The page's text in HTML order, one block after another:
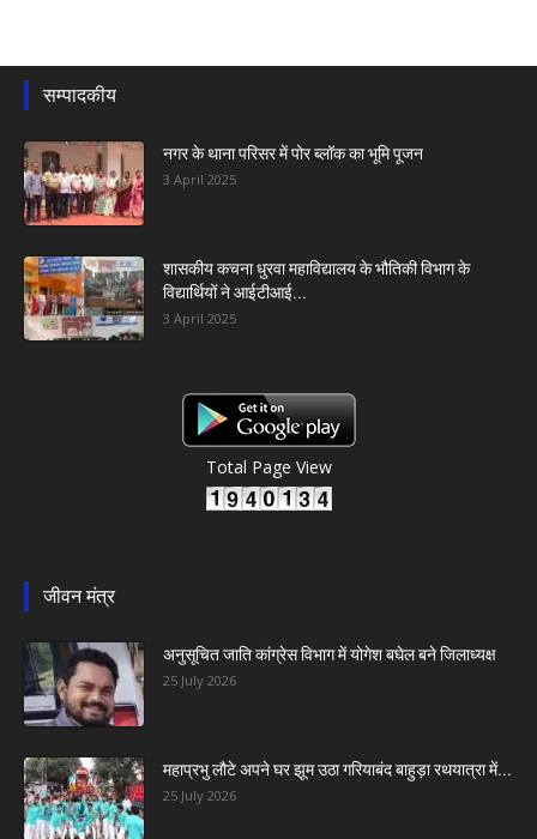
सम्पादकीय
नगर के थाना परिसर में पोर ब्लॉक का भूमि पूजन
3 April 2025
शासकीय कचना धुरवा महाविद्यालय के भौतिकी विभाग के
विद्यार्थियों ने आईटीआई...
3 April 2025
Total Page View
जीवन मंत्र
अनुसूचित जाति कांग्रेस विभाग में योगेश बघेल बने जिलाध्यक्ष
25 July 2026
महाप्रभु लौटे अपने घर झूम उठा गरियाबंद बाहुड़ा रथयात्रा में...
25 July 2026